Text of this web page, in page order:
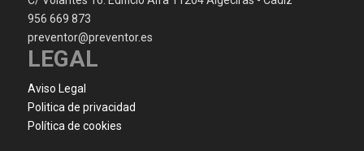
956 669 873
preventor@preventor.es
LEGAL
Aviso Legal
Politica de privacidad
Política de cookies